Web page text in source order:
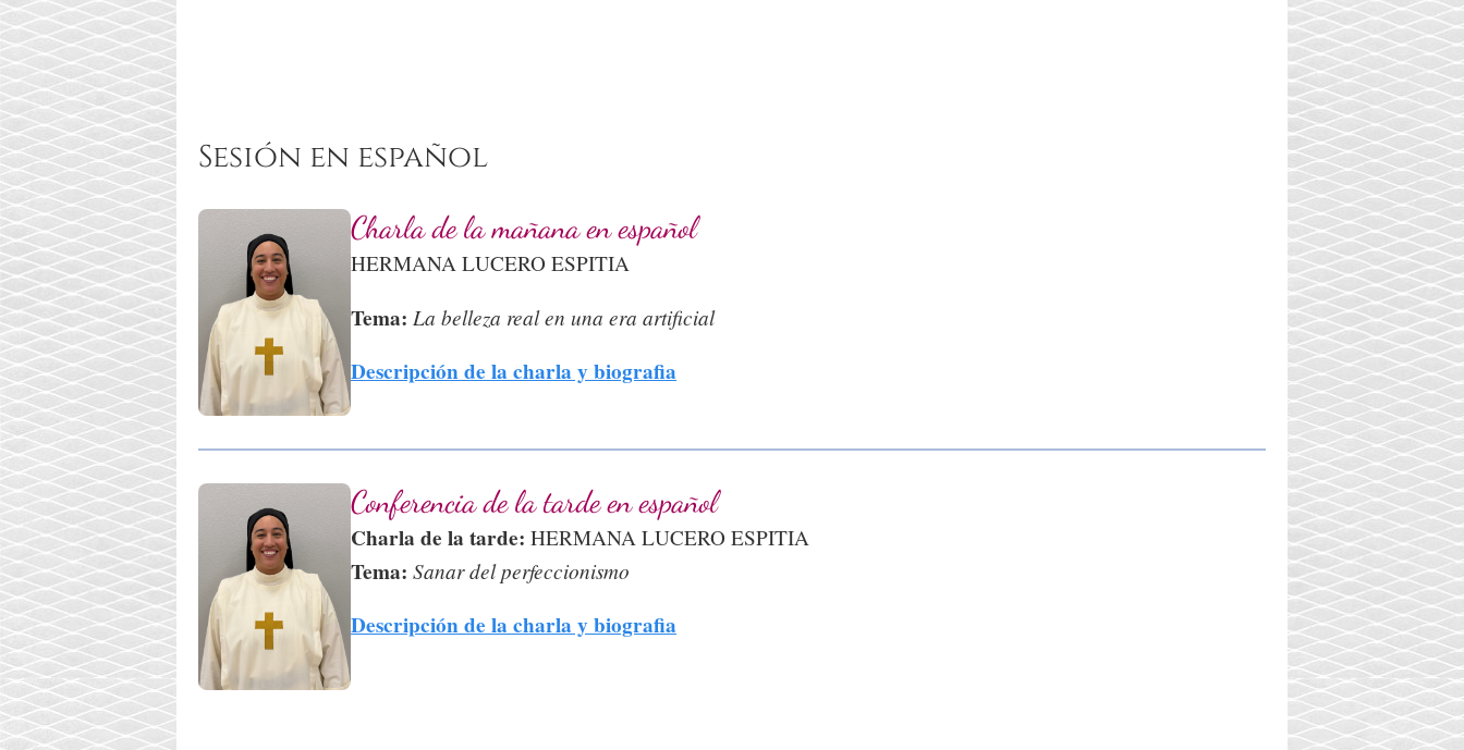
Sesión en español
Charla de la mañana en español
HERMANA LUCERO ESPITIA
Tema: La belleza real en una era artificial
Descripción de la charla y biografia
Conferencia de la tarde en español
Charla de la tarde: HERMANA LUCERO ESPITIA
Tema: Sanar del perfeccionismo
Descripción de la charla y biografia